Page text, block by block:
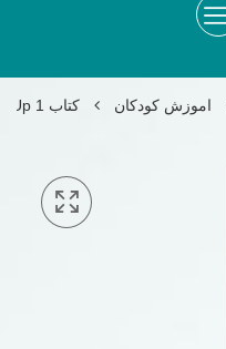
اموزش کودکان کتاب New Round Up 1